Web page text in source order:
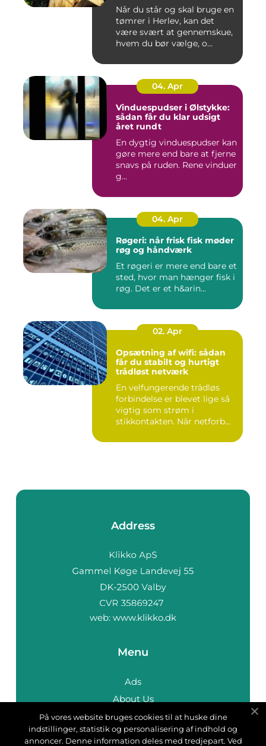
Når du står og skal bruge en
tømrer i Herlev, kan det
være svært at gennemskue,
hvem du bør vælge, o...
04. Apr
Vinduespudser i Ølstykke:
sådan får du klar udsigt
året rundt
En dygtig vinduespudser kan
gøre mere end bare at fjerne
snavs på ruden. Rene vinduer
g...
04. Apr
Røgeri: når frisk fisk møder
røg og håndværk
Et røgeri er mere end bare et
sted, hvor man hænger fisk i
røg. Det er et h&arin...
02. Apr
Opsætning af wifi: sådan
får du stabilt og hurtigt
trådløst netværk
En velfungerende trådløs
forbindelse er blevet lige så
vigtig som strøm i
stikkontakten. Når netforb...
Address
web: www.klikko.dk
Menu
Ads
About Us
Cookies
Contact
På vores website bruges cookies til at huske dine
indstillinger, statistik og personalisering af indhold og
annoncer. Denne information deles med tredjepart. Ved